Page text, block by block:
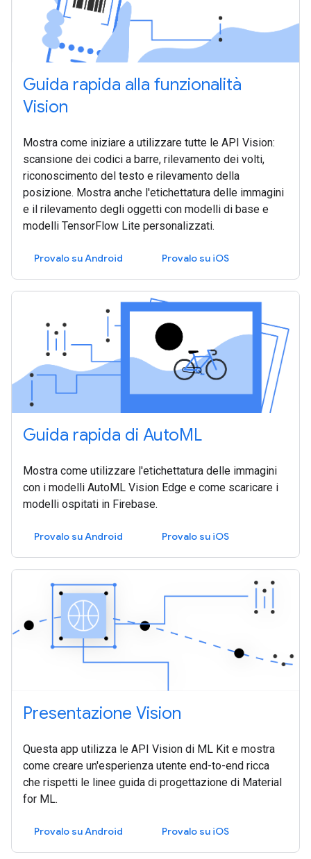
Guida rapida alla funzionalità
Vision
Mostra come iniziare a utilizzare tutte le API Vision:
scansione dei codici a barre, rilevamento dei volti,
riconoscimento del testo e rilevamento della
posizione. Mostra anche l'etichettatura delle immagini
e il rilevamento degli oggetti con modelli di base e
modelli TensorFlow Lite personalizzati.
Provalo su Android Provalo su iOS
Guida rapida di AutoML
Mostra come utilizzare l'etichettatura delle immagini
con i modelli AutoML Vision Edge e come scaricare i
modelli ospitati in Firebase.
Provalo su Android Provalo su iOS
Presentazione Vision
Questa app utilizza le API Vision di ML Kit e mostra
come creare un'esperienza utente end-to-end ricca
che rispetti le linee guida di progettazione di Material
for ML.
Provalo su Android Provalo su iOS